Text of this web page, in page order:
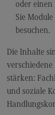
Kontakt
oder einen
Sie
besuchen.
Die Inhalte
verschiedene
stärken:
und soziale